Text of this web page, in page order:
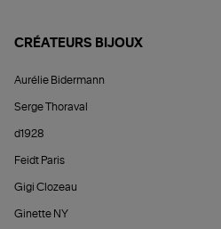
CRÉATEURS BIJOUX
Aurélie Bidermann
Serge Thoraval
d1928
Feidt Paris
Gigi Clozeau
Ginette NY